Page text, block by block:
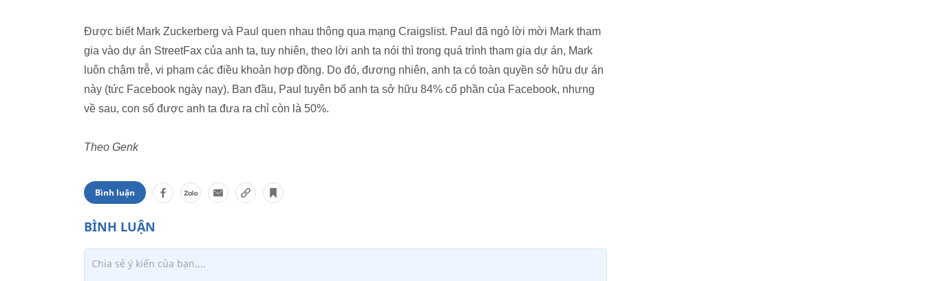
Được biết Mark Zuckerberg và Paul quen nhau thông qua mạng Craigslist. Paul đã ngỏ lời mời Mark tham
gia vào dự án StreetFax của anh ta, tuy nhiên, theo lời anh ta nói thì trong quá trình tham gia dự án, Mark
luôn chậm trễ, vi phạm các điều khoản hợp đồng. Do đó, đương nhiên, anh ta có toàn quyền sở hữu dự án
này (tức Facebook ngày nay). Ban đầu, Paul tuyên bố anh ta sở hữu 84% cổ phần của Facebook, nhưng
về sau, con số được anh ta đưa ra chỉ còn là 50%.
Theo Genk
Bình luận